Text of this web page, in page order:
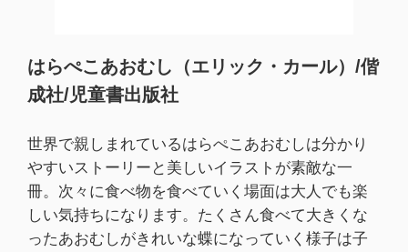
はらぺこあおむし（エリック・カール）/偕
成社/児童書出版社
世界で親しまれているはらぺこあおむしは分かり
やすいストーリーと美しいイラストが素敵な一
冊。次々に食べ物を食べていく場面は大人でも楽
しい気持ちになります。たくさん食べて大きくな
ったあおむしがきれいな蝶になっていく様子は子